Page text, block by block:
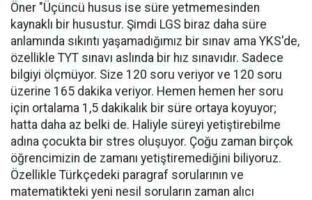
Öner "Üçüncü husus ise süre yetmemesinden
kaynaklı bir husustur. Şimdi LGS biraz daha süre
anlamında sıkıntı yaşamadığımız bir sınav ama YKS'de,
özellikle TYT sınavı aslında bir hız sınavıdır. Sadece
bilgiyi ölçmüyor. Size 120 soru veriyor ve 120 soru
üzerine 165 dakika veriyor. Hemen hemen her soru
için ortalama 1,5 dakikalık bir süre ortaya koyuyor;
hatta daha az belki de. Haliyle süreyi yetiştirebilme
adına çocukta bir stres oluşuyor. Çoğu zaman birçok
öğrencimizin de zamanı yetiştiremediğini biliyoruz.
Özellikle Türkçedeki paragraf sorularının ve
matematikteki yeni nesil soruların zaman alıcı